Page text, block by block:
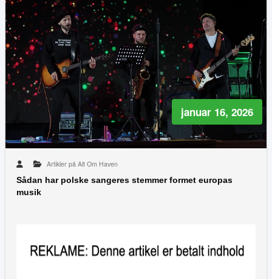
januar 16, 2026
Artikler på Alt Om Haven
Sådan har polske sangeres stemmer formet europas
musik